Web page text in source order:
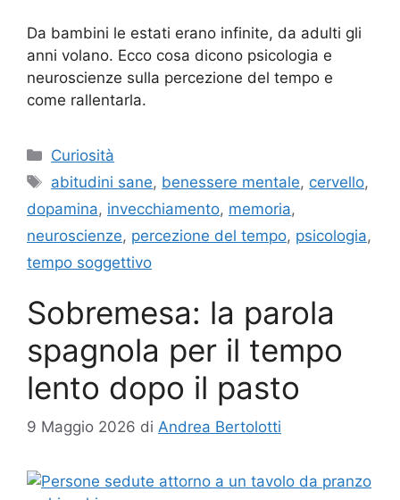
Da bambini le estati erano infinite, da adulti gli
anni volano. Ecco cosa dicono psicologia e
neuroscienze sulla percezione del tempo e
come rallentarla.
Categorie
Curiosità
Tag
abitudini sane, benessere mentale, cervello,
dopamina, invecchiamento, memoria,
neuroscienze, percezione del tempo, psicologia,
tempo soggettivo
Sobremesa: la parola
spagnola per il tempo
lento dopo il pasto
9 Maggio 2026 di Andrea Bertolotti